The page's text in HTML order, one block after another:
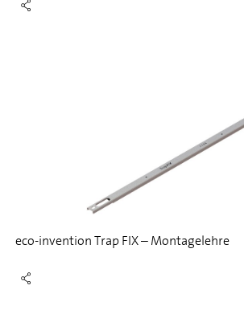
eco-invention Trap FIX – Montagelehre